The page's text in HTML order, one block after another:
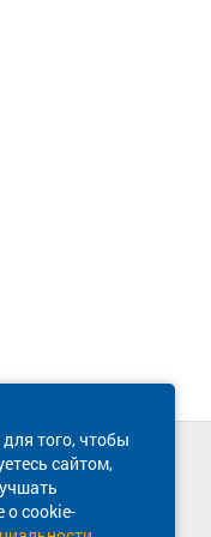
того, чтобы
сайтом,
о cookie-
сайта
38